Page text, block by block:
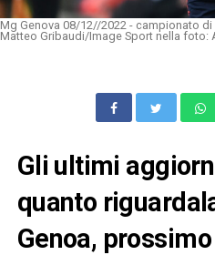
Mg Genova 08/12//2022 - campionato
Matteo Gribaudi/Image Sport nella foto:
Gli ultimi
quanto
Genoa,